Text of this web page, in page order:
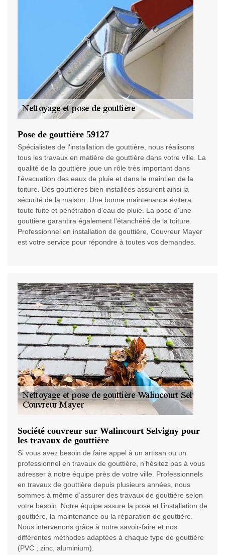
Pose de gouttière 59127
Spécialistes de l'installation de gouttière, nous réalisons
tous les travaux en matière de gouttière dans votre ville. La
qualité de la gouttière joue un rôle très important dans
l’évacuation des eaux de pluie et dans le maintien de la
toiture. Des gouttières bien installées assurent ainsi la
sécurité de la maison. Une bonne maintenance évitera
toute fuite et pénétration d'eau de pluie. La pose d'une
gouttière garantira également l'étanchéité de la toiture.
Professionnel en installation de gouttière, Couvreur Mayer
est votre service pour répondre à toutes vos demandes.
Société couvreur sur Walincourt Selvigny pour
les travaux de gouttière
Si vous avez besoin de faire appel à un artisan ou un
professionnel en travaux de gouttière, n’hésitez pas à vous
adresser à notre équipe près de votre ville. Professionnels
en travaux de gouttière depuis plusieurs années, nous
sommes à même d’assurer des travaux de gouttière selon
votre besoin. Notre équipe assure la pose et l’installation de
gouttière, la maintenance ou la réparation de gouttière.
Nous intervenons grâce à notre savoir-faire et nos
différentes méthodes adaptées à chaque type de gouttière
(PVC ; zinc, aluminium).